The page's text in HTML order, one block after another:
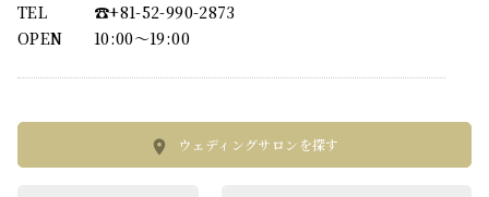
TEL
☎︎+81-52-990-2873
OPEN
10:00〜19:00
ウェディングサロンを探す